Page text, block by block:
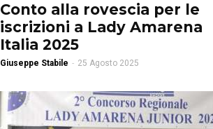
Conto alla rovescia per le
iscrizioni a Lady Amarena
Italia 2025
Giuseppe Stabile - 25 Agosto 2025